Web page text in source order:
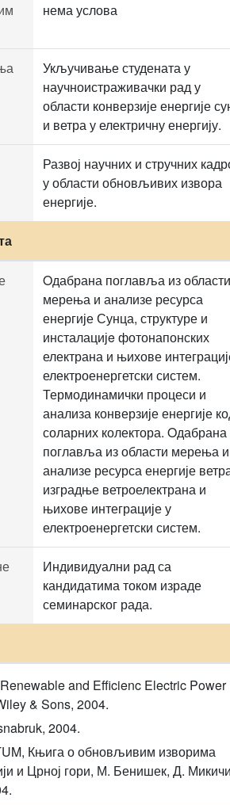
нема услова
Укључивање студената у
научноистраживачки рад у
области конверзије енергије
и ветра у електричну енергију.
Развој научних и стручних
у области обновљивих извора
енергије.
Oдабрана поглавља из области
мерења и анализе ресурса
енергије Сунца, структуре и
инсталацијe фотонапонских
електрана и њихове
електроенергетски систем.
Термодинамички процеси и
анализа конверзије енергије
соларних колектора. Oдабрана
поглавља из области мерења и
анализе ресурса енергије
изградње ветроелектрана и
њихове интеграције у
електроенергетски систем.
Индивидуални рад са
кандидатима током израде
семинарског рада.
and Efficienc Electric Power
& Sons, 2004.
2004.
Књига о обновљивим изворима
и Црној гори, М. Бенишек, Д.